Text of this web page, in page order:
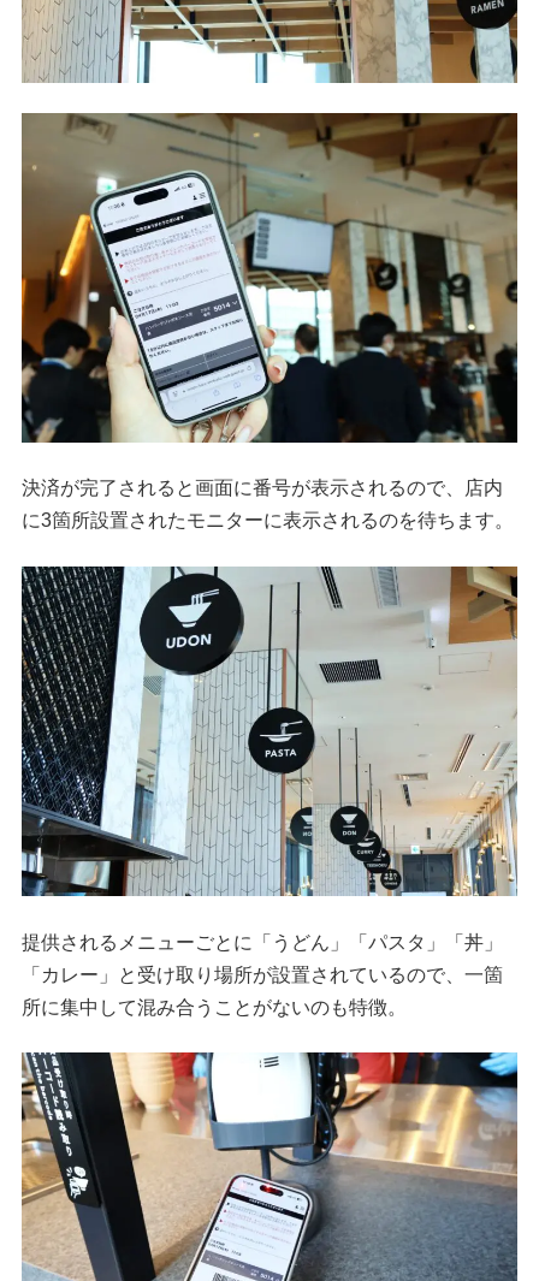
決済が完了されると画面に番号が表示されるので、店内
に3箇所設置されたモニターに表示されるのを待ちます。
提供されるメニューごとに「うどん」「パスタ」「丼」
「カレー」と受け取り場所が設置されているので、一箇
所に集中して混み合うことがないのも特徴。